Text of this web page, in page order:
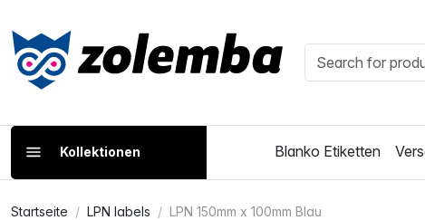
Kollektionen Blanko Etiketten
Startseite LPN labels LPN 150mm x 100mm Blau